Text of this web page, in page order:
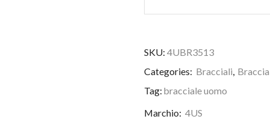
SKU: 4UBR3513
Categories: Bracciali,
Tag: bracciale uomo
Marchio: 4US